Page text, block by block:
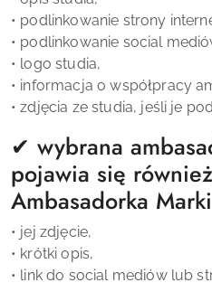
• podlinkowanie strony
• podlinkowanie social
• logo studia,
• informacja o współpracy
• zdjęcia ze studia, jeśli je
✔ wybrana
pojawia się
Ambasadorka Marki
• jej zdjęcie,
• krótki opis,
• link do social mediów lub